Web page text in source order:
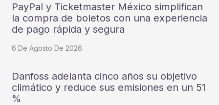
PayPal y Ticketmaster México simplifican
la compra de boletos con una experiencia
de pago rápida y segura
6 De Agosto De 2026
Danfoss adelanta cinco años su objetivo
climático y reduce sus emisiones en un 51
%